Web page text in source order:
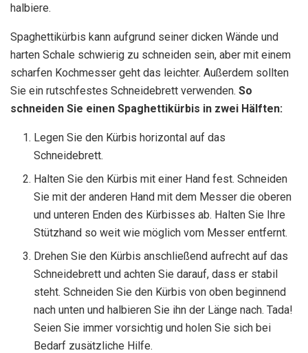
halbiere.
Spaghettikürbis kann aufgrund seiner dicken Wände und
harten Schale schwierig zu schneiden sein, aber mit einem
scharfen Kochmesser geht das leichter. Außerdem sollten
Sie ein rutschfestes Schneidebrett verwenden. So
schneiden Sie einen Spaghettikürbis in zwei Hälften:
Legen Sie den Kürbis horizontal auf das
Schneidebrett.
Halten Sie den Kürbis mit einer Hand fest. Schneiden
Sie mit der anderen Hand mit dem Messer die oberen
und unteren Enden des Kürbisses ab. Halten Sie Ihre
Stützhand so weit wie möglich vom Messer entfernt.
Drehen Sie den Kürbis anschließend aufrecht auf das
Schneidebrett und achten Sie darauf, dass er stabil
steht. Schneiden Sie den Kürbis von oben beginnend
nach unten und halbieren Sie ihn der Länge nach. Tada!
Seien Sie immer vorsichtig und holen Sie sich bei
Bedarf zusätzliche Hilfe.